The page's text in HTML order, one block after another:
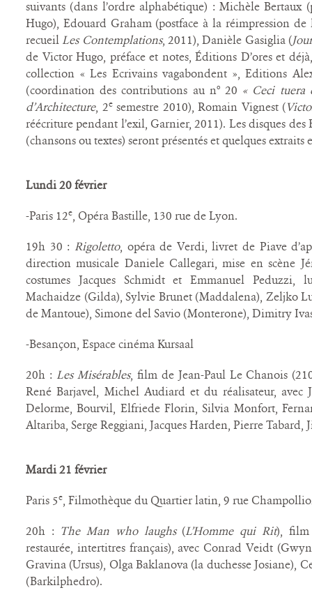
suivants (dans l’ordre alphabétique) : Michèle
Hugo), Edouard Graham (postface à la réimpression de
recueil Les Contemplations, 2011), Danièle Gasiglia (
de Victor Hugo, préface et notes, Éditions D’ores et
collection « Les Ecrivains vagabondent », Editions
(coordination des contributions au n° 20 « Ceci tuera
d’Architecture, 2esemestre 2010), Romain Vignest (
réécriture pendant l’exil, Garnier, 2011). Les disques
(chansons ou textes) seront présentés et quelques extraits
Lundi 20 février
-Paris 12e, Opéra Bastille, 130 rue de Lyon.
19h 30 : Rigoletto, opéra de Verdi, livret de Piave
direction musicale Daniele Callegari, mise en scène
costumes Jacques Schmidt et Emmanuel Peduzzi,
Machaidze (Gilda), Sylvie Brunet (Maddalena), Zeljko
de Mantoue), Simone del Savio (Monterone), Dimitry
-Besançon, Espace cinéma Kursaal
20h : Les Misérables, film de Jean-Paul Le Chanois
René Barjavel, Michel Audiard et du réalisateur, avec
Delorme, Bourvil, Elfriede Florin, Silvia Monfort,
Altariba, Serge Reggiani, Jacques Harden, Pierre Tabard,
Mardi 21 février
Paris 5e, Filmothèque du Quartier latin, 9 rue
20h : The Man who laughs(L’Homme qui Rit), film
restaurée, intertitres français), avec Conrad Veidt
Gravina (Ursus), Olga Baklanova (la duchesse Josiane),
(Barkilphedro).